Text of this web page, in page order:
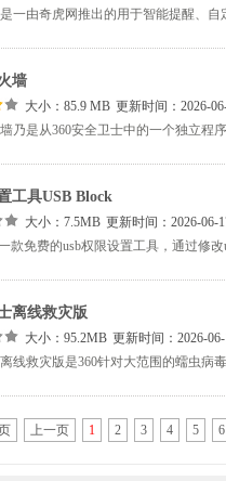
墙
大小：85.9 MB 更新时间：2026-
工具USB Block
大小：7.5MB 更新时间：2026-06-
离线救灾版
大小：95.2MB 更新时间：2026-
上一页 1 2 3 4 5 6